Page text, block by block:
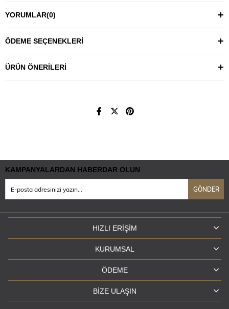
YORUMLAR(0)
ÖDEME SEÇENEKLERI
ÜRÜN ÖNERILERI
KAMPANYALARDAN HABERDAR OLUN
GÖNDER
HIZLI ERIŞIM
KURUMSAL
ÖDEME
BIZE ULAŞIN